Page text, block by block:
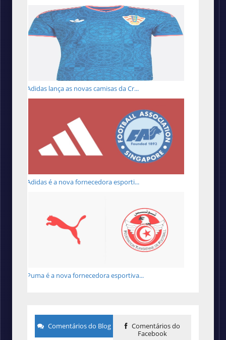
Adidas lança as novas camisas da Cr...
Adidas é a nova fornecedora esporti...
Puma é a nova fornecedora esportiva...
Comentários do Blog
Comentários do
Facebook